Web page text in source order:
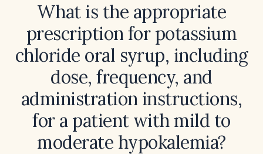
What is the appropriate
prescription for potassium
chloride oral syrup, including
dose, frequency, and
administration instructions,
for a patient with mild to
moderate hypokalemia?